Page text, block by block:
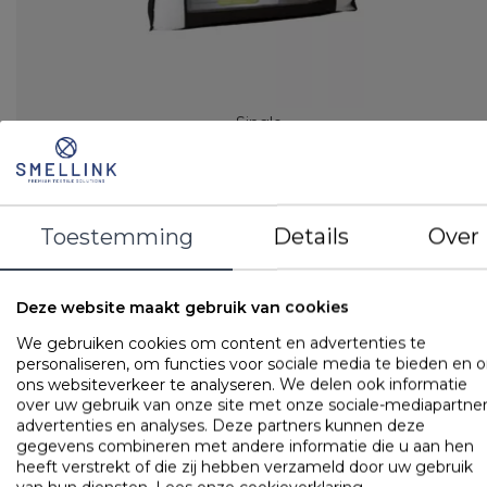
Single
LOGIN VOOR PRIJS
Dekbedden
Cley Zomerkatoen
Toestemming Details Over
Deze website maakt gebruik van cookies
We gebruiken cookies om content en advertenties te
personaliseren, om functies voor sociale media te bieden en
ons websiteverkeer te analyseren. We delen ook informatie
over uw gebruik van onze site met onze sociale-
advertenties en analyses. Deze partners kunnen deze
gegevens combineren met andere informatie die u aan hen
heeft verstrekt of die zij hebben verzameld door uw gebruik